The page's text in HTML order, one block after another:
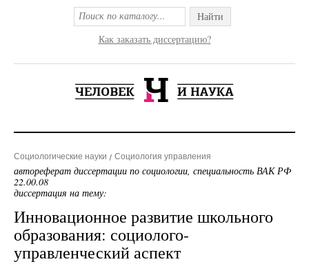
Найти
Как заказать диссертацию?
Социологические науки Социология управления
автореферат диссертации по социологии, специальность ВАК РФ
22.00.08
диссертация на тему:
Инновационное развитие школьного
образования: социолого-
управленческий аспект